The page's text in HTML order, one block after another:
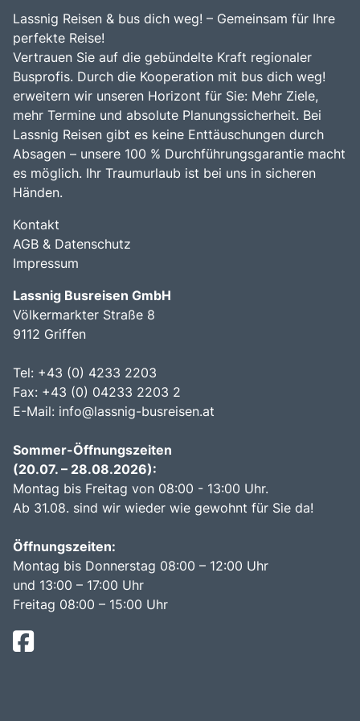
Lassnig Reisen & bus dich weg! – Gemeinsam für Ihre
perfekte Reise!
Vertrauen Sie auf die gebündelte Kraft regionaler
Busprofis. Durch die Kooperation mit bus dich weg!
erweitern wir unseren Horizont für Sie: Mehr Ziele,
mehr Termine und absolute Planungssicherheit. Bei
Lassnig Reisen gibt es keine Enttäuschungen durch
Absagen – unsere 100 % Durchführungsgarantie macht
es möglich. Ihr Traumurlaub ist bei uns in sicheren
Händen.
Kontakt
AGB & Datenschutz
Impressum
Lassnig Busreisen GmbH
Völkermarkter Straße 8
9112 Griffen
Tel: +43 (0) 4233 2203
Fax: +43 (0) 04233 2203 2
E-Mail: info@lassnig-busreisen.at
Sommer-Öffnungszeiten
(20.07. – 28.08.2026):
Montag bis Freitag von 08:00 - 13:00 Uhr.
Ab 31.08. sind wir wieder wie gewohnt für Sie da!
Öffnungszeiten:
Montag bis Donnerstag 08:00 – 12:00 Uhr
und 13:00 – 17:00 Uhr
Freitag 08:00 – 15:00 Uhr